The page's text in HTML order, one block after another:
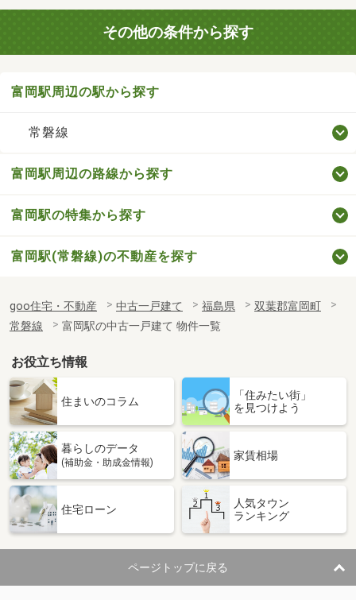
その他の条件から探す
富岡駅周辺の駅から探す
常磐線
富岡駅周辺の路線から探す
富岡駅の特集から探す
富岡駅(常磐線)の不動産を探す
goo住宅・不動産 中古一戸建て 福島県
双葉郡富岡町
常磐線
富岡駅の中古一戸建て 物件一覧
お役立ち情報
住まいのコラム
「住みたい街」
を見つけよう
暮らしのデータ
(補助金・助成金情報)
家賃相場
住宅ローン
人気タウン
ランキング
ページトップに戻る